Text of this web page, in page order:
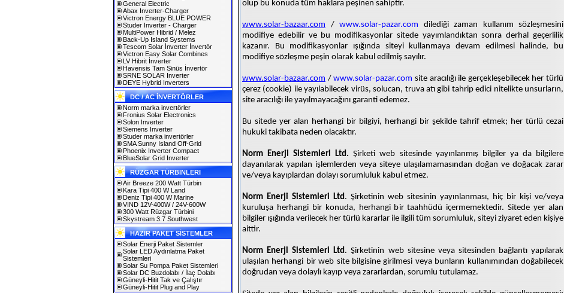
General Electric
Abax Inverter-Charger
Victron Energy BLUE POWER
Studer Inverter - Charger
MultiPower Hibrid / Melez
Back-Up Island Systems
Tescom Solar İnverter İnvertör
Victron Easy Solar Combines
LV Hibrit İnverter
Havensis Tam Sinüs İnvertör
SRNE SOLAR Inverter
DEYE Hybrid Inverters
DC / AC İNVERTÖRLER
Norm marka invertörler
Fronius Solar Electronics
Solon Inverter
Siemens Inverter
Studer marka invertörler
SMA Sunny Island Off-Grid
Phoenix Inverter Compact
BlueSolar Grid Inverter
RÜZGAR TÜRBINLERI
Air Breeze 200 Watt Türbin
Kara Tipi 400 W Land
Deniz Tipi 400 W Marine
VIND 12V-400W / 24V-600W
300 Watt Rüzgar Türbini
Skystream 3.7 Southwest
HAZIR PAKET SİSTEMLER
Solar Enerji Paket Sistemler
Solar LED Aydınlatma Paket
Sistemleri
Solar Su Pompa Paket Sistemleri
Solar DC Buzdolabı / İlaç Dolabı
Güneyli-Hitit Tak ve Çalıştır
Güneyli-Hitit Plug and Play
olup bu konuda tüm haklara peşinen sahiptir.
www.solar-bazaar.com / www.solar-pazar.com dilediği zaman kullanım sözleşmesini
modifiye edebilir ve bu modifikasyonlar sitede yayımlandıktan sonra derhal geçerlilik
kazanır. Bu modifikasyonlar ışığında siteyi kullanmaya devam edilmesi halinde, bu
modifiye sözleşme peşin olarak kabul edilmiş sayılır.
www.solar-bazaar.com /www.solar-pazar.com site aracılığı ile gerçekleşebilecek her türlü
çerez (cookie) ile yayılabilecek virüs, solucan, truva atı gibi tahrip edici nitelikte unsurların,
site aracılığı ile yayılmayacağını garanti edemez.
Bu sitede yer alan herhangi bir bilgiyi, herhangi bir şekilde tahrif etmek; her türlü cezai
hukuki takibata neden olacaktır.
Norm Enerji Sistemleri Ltd. Şirketi web sitesinde yayınlanmış bilgiler ya da bilgilere
dayanılarak yapılan işlemlerden veya siteye ulaşılamamasından doğan ve doğacak zarar
ve/veya kayıplardan dolayı sorumluluk kabul etmez.
Norm Enerji Sistemleri Ltd. Şirketinin web sitesinin yayınlanması, hiç bir kişi ve/veya
kuruluşa herhangi bir konuda, herhangi bir taahhüdü içermemektedir. Sitede yer alan
bilgiler ışığında verilecek her türlü kararlar ile ilgili tüm sorumluluk, siteyi ziyaret eden kişiye
aittir.
Norm Enerji Sistemleri Ltd. Şirketinin web sitesine veya sitesinden bağlantı yapılarak
ulaşılan herhangi bir web site bilgisine girilmesi veya bunların kullanımından doğabilecek
doğrudan veya dolaylı kayıp veya zararlardan, sorumlu tutulamaz.